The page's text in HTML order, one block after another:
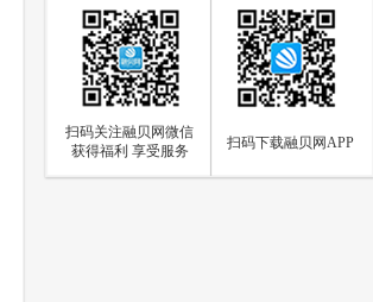
网络投资理财（99+）
p2p资讯新闻（99+）
理财攻略（99+）
如何投资理财（97）
p2p网贷（94） 网贷知识（85）
扫码关注融贝网微信
获得福利 享受服务
扫码下载融贝网APP